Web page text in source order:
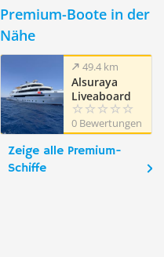
Premium-Boote in der
Nähe
49.4 km
Alsuraya
Liveaboard
0 Bewertungen
Zeige alle Premium-
Schiffe